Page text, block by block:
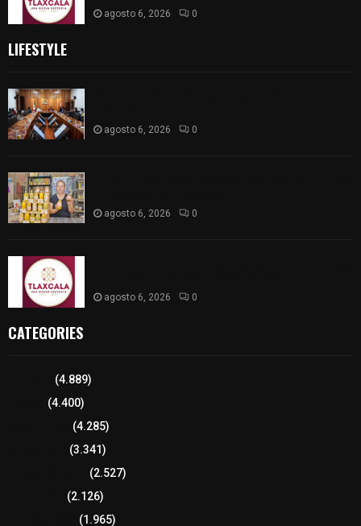
agosto 6, 2026 0
LIFESTYLE
agosto 6, 2026 0
agosto 6, 2026 0
agosto 6, 2026 0
CATEGORIES
(4.889)
(4.400)
(4.285)
(3.341)
(2.527)
(2.126)
(1.965)